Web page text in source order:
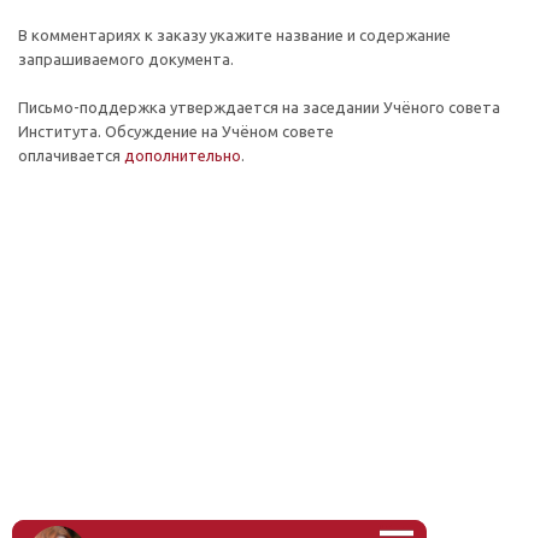
В комментариях к заказу укажите название и содержание
запрашиваемого документа.
Письмо-поддержка утверждается на заседании Учёного совета
Института. Обсуждение на Учёном совете
оплачивается дополнительно.